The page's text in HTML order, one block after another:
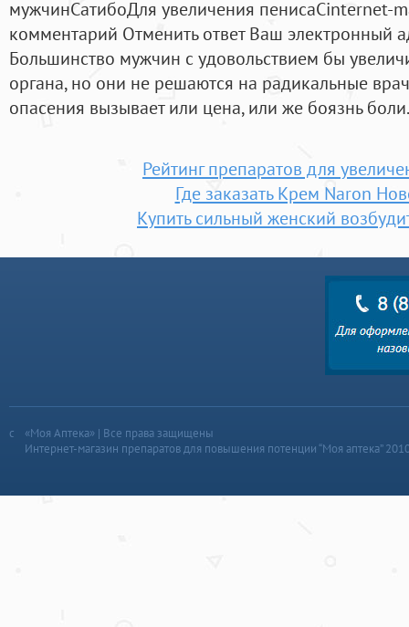
мужчинСатибоДля увеличения пенисаCinternet-
комментарий Отменить ответ Ваш электронный
Большинство мужчин с удовольствием бы
органа, но они не решаются на радикальные
опасения вызывает или цена, или же боязнь боли.
Рейтинг препаратов для
Где заказать Крем Naron
Купить сильный женский
«Моя Аптека» | Все права защищены
Интернет-магазин препаратов для повышения потенции “Моя аптека”